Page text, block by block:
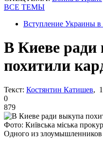
ВСЕ ТЕМЫ
Вступление Украины
В Киеве ради
похитили
Текст: Костянтин Катишев,
0
879
Фото: Київська міська
Одного из злоумышленников